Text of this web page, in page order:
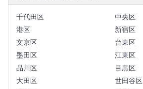
千代田区
中央区
港区
新宿区
文京区
台東区
墨田区
江東区
品川区
目黒区
大田区
世田谷区